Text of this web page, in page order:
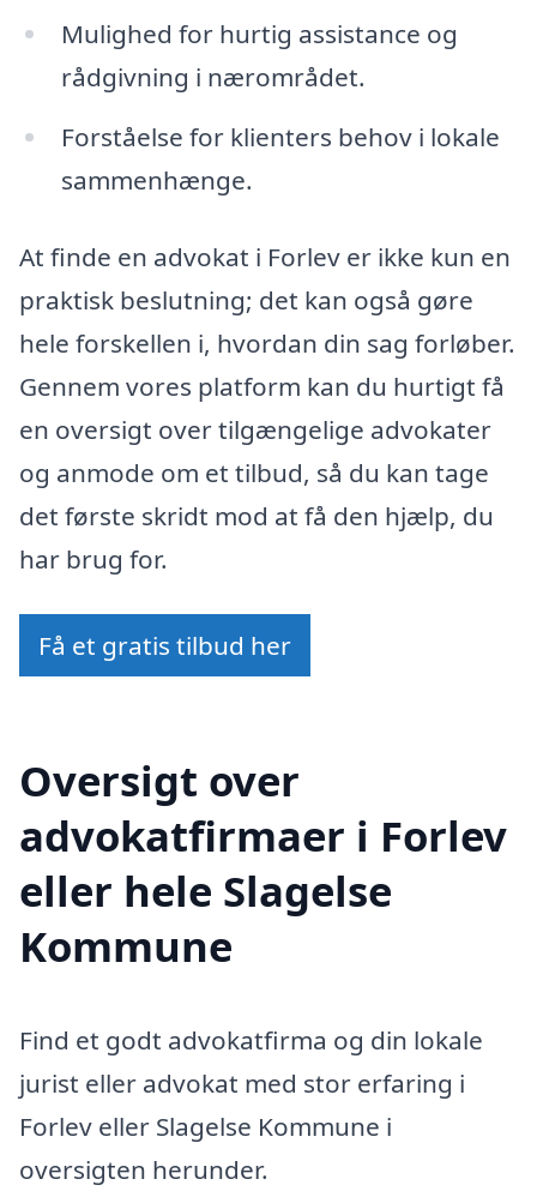
Mulighed for hurtig assistance og
rådgivning i nærområdet.
Forståelse for klienters behov i lokale
sammenhænge.
At finde en advokat i Forlev er ikke kun en
praktisk beslutning; det kan også gøre
hele forskellen i, hvordan din sag forløber.
Gennem vores platform kan du hurtigt få
en oversigt over tilgængelige advokater
og anmode om et tilbud, så du kan tage
det første skridt mod at få den hjælp, du
har brug for.
Få et gratis tilbud her
Oversigt over
advokatfirmaer i Forlev
eller hele Slagelse
Kommune
Find et godt advokatfirma og din lokale
jurist eller advokat med stor erfaring i
Forlev eller Slagelse Kommune i
oversigten herunder.